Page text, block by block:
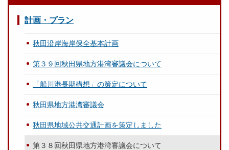
計画・プラン
秋田沿岸海岸保全基本計画
第３９回秋田県地方港湾審議会について
「船川港長期構想」の策定について
秋田県地方港湾審議会
秋田県地域公共交通計画を策定しました
第３８回秋田県地方港湾審議会について